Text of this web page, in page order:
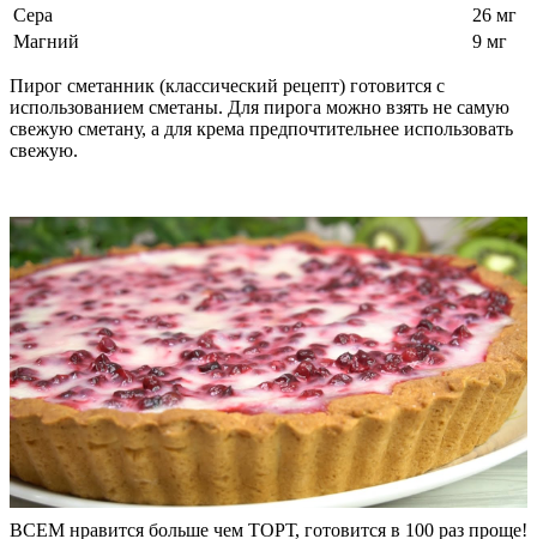
Сера
26 мг
Магний
9 мг
Пирог сметанник (классический рецепт) готовится с
использованием сметаны. Для пирога можно взять не самую
свежую сметану, а для крема предпочтительнее использовать
свежую.
ВСЕМ нравится больше чем ТОРТ, готовится в 100 раз проще!